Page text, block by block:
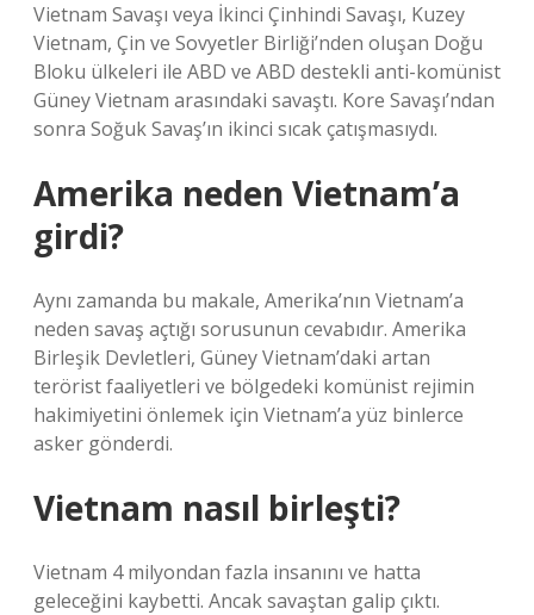
Vietnam Savaşı veya İkinci Çinhindi Savaşı, Kuzey
Vietnam, Çin ve Sovyetler Birliği’nden oluşan Doğu
Bloku ülkeleri ile ABD ve ABD destekli anti-komünist
Güney Vietnam arasındaki savaştı. Kore Savaşı’ndan
sonra Soğuk Savaş’ın ikinci sıcak çatışmasıydı.
Amerika neden Vietnam’a
girdi?
Aynı zamanda bu makale, Amerika’nın Vietnam’a
neden savaş açtığı sorusunun cevabıdır. Amerika
Birleşik Devletleri, Güney Vietnam’daki artan
terörist faaliyetleri ve bölgedeki komünist rejimin
hakimiyetini önlemek için Vietnam’a yüz binlerce
asker gönderdi.
Vietnam nasıl birleşti?
Vietnam 4 milyondan fazla insanını ve hatta
geleceğini kaybetti. Ancak savaştan galip çıktı.